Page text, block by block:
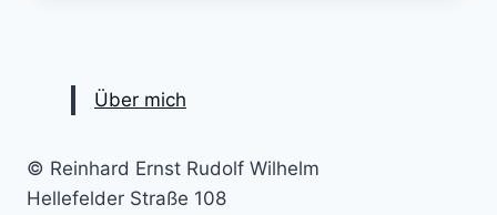
Über mich
© Reinhard Ernst Rudolf Wilhelm
Hellefelder Straße 108